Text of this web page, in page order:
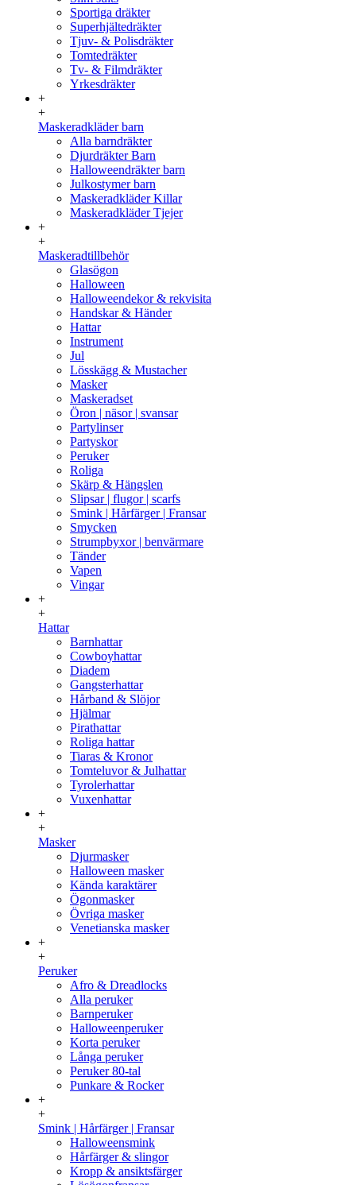
Sportiga dräkter
Superhjältedräkter
Tjuv- & Polisdräkter
Tomtedräkter
Tv- & Filmdräkter
Yrkesdräkter
+
+
Maskeradkläder barn
Alla barndräkter
Djurdräkter Barn
Halloweendräkter barn
Julkostymer barn
Maskeradkläder Killar
Maskeradkläder Tjejer
+
+
Maskeradtillbehör
Glasögon
Halloween
Halloweendekor & rekvisita
Handskar & Händer
Hattar
Instrument
Jul
Lösskägg & Mustacher
Masker
Maskeradset
Öron | näsor | svansar
Partylinser
Partyskor
Peruker
Roliga
Skärp & Hängslen
Slipsar | flugor | scarfs
Smink | Hårfärger | Fransar
Smycken
Strumpbyxor | benvärmare
Tänder
Vapen
Vingar
+
+
Hattar
Barnhattar
Cowboyhattar
Diadem
Gangsterhattar
Hårband & Slöjor
Hjälmar
Pirathattar
Roliga hattar
Tiaras & Kronor
Tomteluvor & Julhattar
Tyrolerhattar
Vuxenhattar
+
+
Masker
Djurmasker
Halloween masker
Kända karaktärer
Ögonmasker
Övriga masker
Venetianska masker
+
+
Peruker
Afro & Dreadlocks
Alla peruker
Barnperuker
Halloweenperuker
Korta peruker
Långa peruker
Peruker 80-tal
Punkare & Rocker
+
+
Smink | Hårfärger | Fransar
Halloweensmink
Hårfärger & slingor
Kropp & ansiktsfärger